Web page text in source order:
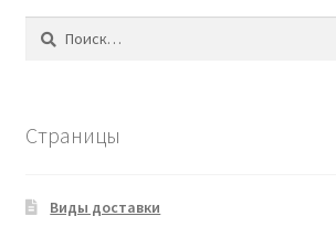
Найти:
Страницы
Виды доставки